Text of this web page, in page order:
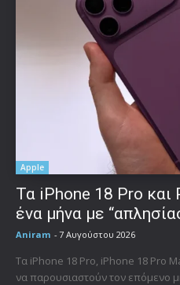
Apple
Τα iPhone 18 Pro και
ένα μήνα με
Aniram - 7 Αυγούστου 2026
Τα iPhone 18 Pro, iPhone 18 Pro
να παρουσιαστούν τον επόμενο